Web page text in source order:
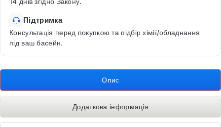
Підтримка
Консультація перед покупкою та підбір хімії/обладнання
під ваш басейн.
Опис
Додаткова інформація